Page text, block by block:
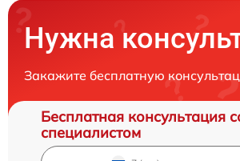
Нужна
Закажите бесплатную
Бесплатная консультация
специалистом